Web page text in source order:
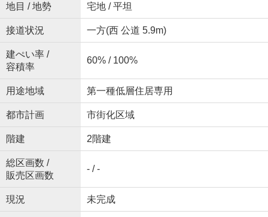
地目 / 地勢 宅地 / 平坦
接道状況 一方(西 公道 5.9m)
建ぺい率 /
容積率
60% / 100%
用途地域 第一種低層住居専用
都市計画 市街化区域
階建 2階建
総区画数 /
販売区画数
- / -
現況 未完成